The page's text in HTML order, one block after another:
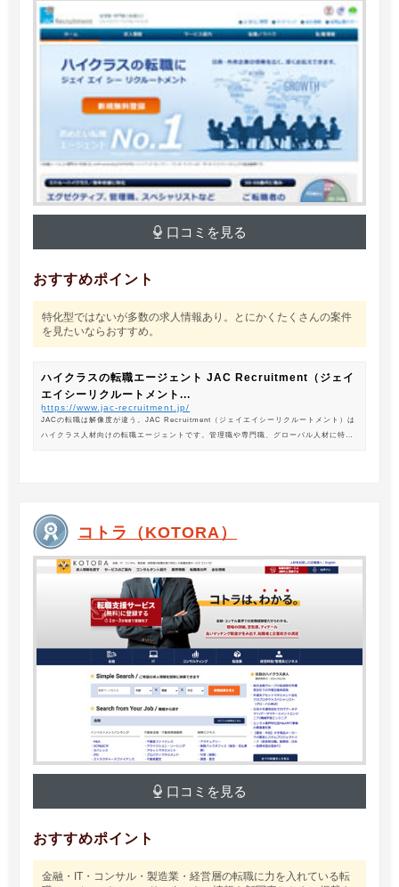
口コミを見る
おすすめポイント
特化型ではないが多数の求人情報あり。とにかくたくさんの案件
を見たいならおすすめ。
ハイクラスの転職エージェント JAC Recruitment（ジェイ
エイシーリクルートメント...
https://www.jac-recruitment.jp/
JACの転職は解像度が違う。JAC Recruitment（ジェイエイシーリクルートメント）は
ハイクラス人材向けの転職エージェントです。管理職や専門職、グローバル人材に特化
コトラ（KOTORA）
口コミを見る
おすすめポイント
金融・IT・コンサル・製造業・経営層の転職に力を入れている転